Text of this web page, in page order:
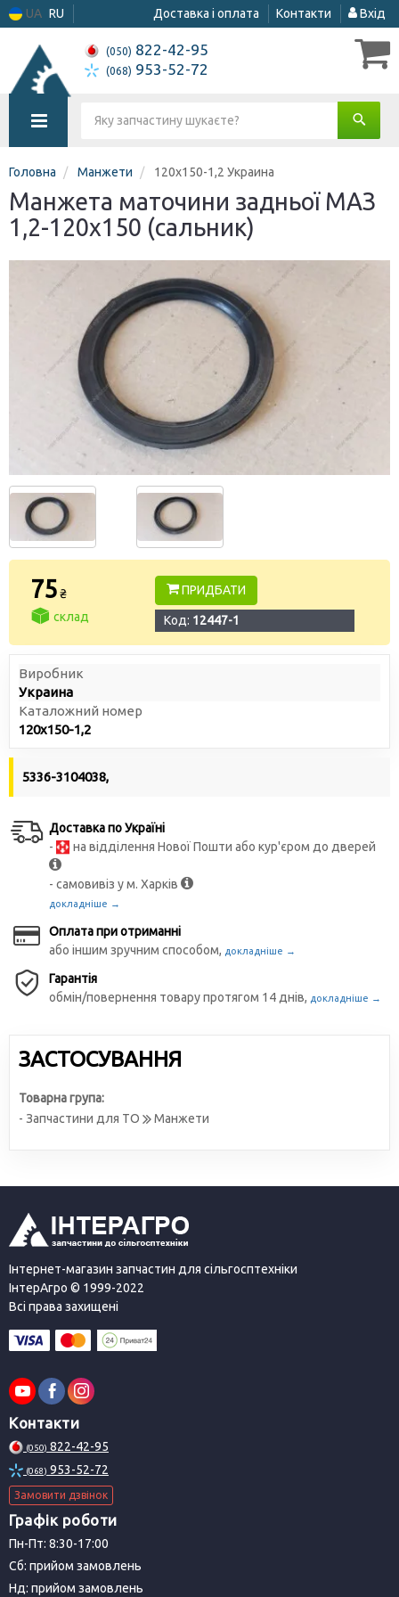
UA RU Доставка і оплата Контакти Вхід
(050) 822-42-95
(068) 953-52-72
Головна Манжети 120х150-1,2 Украина
Манжета маточини задньої МАЗ
1,2-120х150 (сальник)
75₴
склад
ПРИДБАТИ
Код: 12447-1
Виробник
Украина
Каталожний номер
120х150-1,2
5336-3104038,
Доставка по Україні
-
на відділення Нової Пошти або кур'єром до дверей
- самовивіз у м. Харків
докладніше →
Оплата при отриманні
або іншим зручним способом, докладніше →
Гарантія
обмін/повернення товару протягом 14 днів, докладніше →
ЗАСТОСУВАННЯ
Товарна група:
- Запчастини для ТО
Манжети
Інтернет-магазин запчастин для сільгосптехніки
ІнтерАгро © 1999-2022
Всі права захищені
Контакти
(050) 822-42-95
(068) 953-52-72
Замовити дзвінок
Графік роботи
Пн-Пт: 8:30-17:00
Сб: прийом замовлень
Нд: прийом замовлень